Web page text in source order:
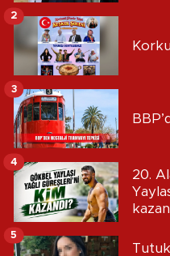
2
3
20.
4
5